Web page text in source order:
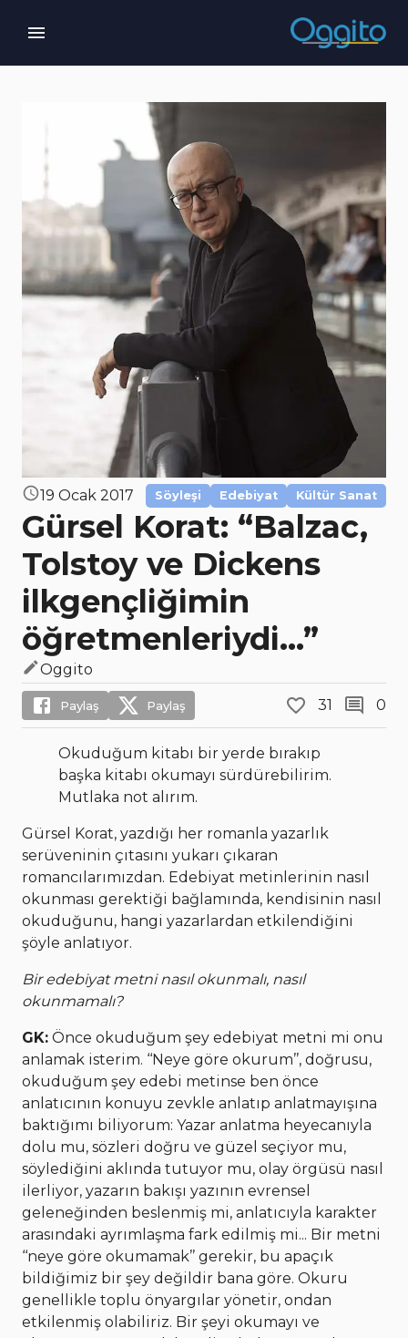
19 Ocak 2017 Söyleşi Edebiyat Kültür Sanat
Gürsel Korat: “Balzac,
Tolstoy ve Dickens
ilkgençliğimin
öğretmenleriydi...”
Oggito
Paylaş Paylaş 31 0
Okuduğum kitabı bir yerde bırakıp
başka kitabı okumayı sürdürebilirim.
Mutlaka not alırım.
Gürsel Korat, yazdığı her romanla yazarlık
serüveninin çıtasını yukarı çıkaran
romancılarımızdan. Edebiyat metinlerinin nasıl
okunması gerektiği bağlamında, kendisinin nasıl
okuduğunu, hangi yazarlardan etkilendiğini
şöyle anlatıyor.
Bir edebiyat metni nasıl okunmalı, nasıl
okunmamalı?
GK: Önce okuduğum şey edebiyat metni mi onu
anlamak isterim. ‘‘Neye göre okurum’’, doğrusu,
okuduğum şey edebi metinse ben önce
anlatıcının konuyu zevkle anlatıp anlatmayışına
baktığımı biliyorum: Yazar anlatma heyecanıyla
dolu mu, sözleri doğru ve güzel seçiyor mu,
söylediğini aklında tutuyor mu, olay örgüsü nasıl
ilerliyor, yazarın bakışı yazının evrensel
geleneğinden beslenmiş mi, anlatıcıyla karakter
arasındaki ayrımlaşma fark edilmiş mi... Bir metni
‘‘neye göre okumamak’’ gerekir, bu apaçık
bildiğimiz bir şey değildir bana göre. Okuru
genellikle toplu önyargılar yönetir, ondan
etkilenmiş olabiliriz. Bir şeyi okumayı ve